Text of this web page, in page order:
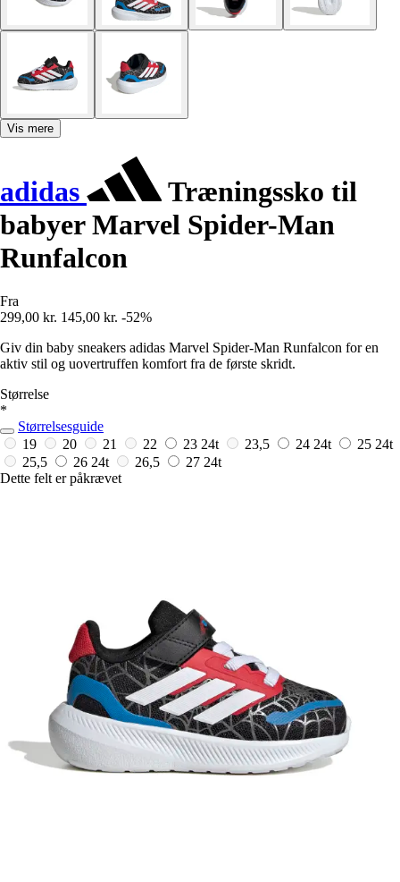
Vis mere
adidas
Træningssko til
babyer Marvel Spider-Man
Runfalcon
Fra
299,00 kr. 145,00 kr. -52%
Giv din baby sneakers adidas Marvel Spider-Man Runfalcon for en
aktiv stil og uovertruffen komfort fra de første skridt.
Størrelse
*
Størrelsesguide
19
20 21 22 23 24t 23,5 24 24t 25 24t
25,5
26 24t 26,5 27 24t
Dette felt er påkrævet